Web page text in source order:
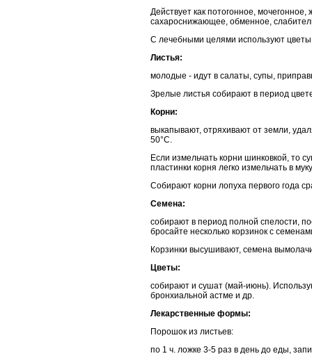
Действует как потогонное,
сахароснижающее, обменное,
С лечебными целями используют
Листья:
молодые - идут в салаты, супы,
Зрелые листья собирают в период
Корни:
выкапывают, отряхивают от земли,
50°С.
Если измельчать корни шинковкой, то
пластинки корня легко измельчать в
Собирают корни лопуха первого года
Семена:
собирают в период полной спелости,
бросайте несколько корзинок с
Корзинки высушивают, семена
Цветы:
собирают и сушат (май-июнь).
бронхиальной астме и др.
Лекарственные формы:
Порошок из листьев:
по 1 ч. ложке 3-5 раз в день до еды,